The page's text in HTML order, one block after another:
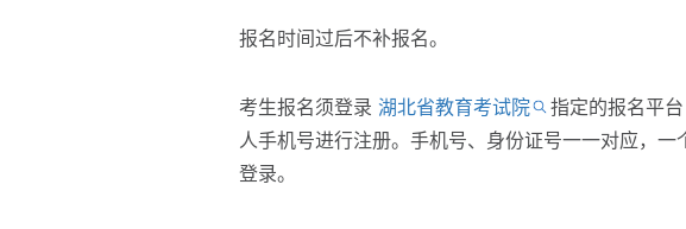
报名时间过后不补报名。
考生报名须登录 湖北省教育考试院 指定的报名平台
人手机号进行注册。手机号、身份证号一一对应，
登录。